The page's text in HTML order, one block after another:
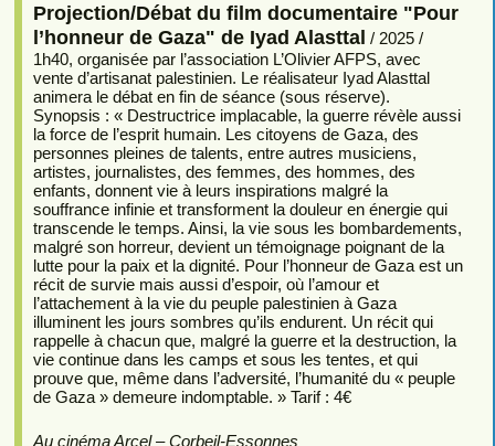
Projection/Débat du film documentaire "Pour
l’honneur de Gaza" de Iyad Alasttal / 2025 /
1h40, organisée par l’association L’Olivier AFPS, avec
vente d’artisanat palestinien. Le réalisateur Iyad Alasttal
animera le débat en fin de séance (sous réserve).
Synopsis : « Destructrice implacable, la guerre révèle aussi
la force de l’esprit humain. Les citoyens de Gaza, des
personnes pleines de talents, entre autres musiciens,
artistes, journalistes, des femmes, des hommes, des
enfants, donnent vie à leurs inspirations malgré la
souffrance infinie et transforment la douleur en énergie qui
transcende le temps. Ainsi, la vie sous les bombardements,
malgré son horreur, devient un témoignage poignant de la
lutte pour la paix et la dignité. Pour l’honneur de Gaza est un
récit de survie mais aussi d’espoir, où l’amour et
l’attachement à la vie du peuple palestinien à Gaza
illuminent les jours sombres qu’ils endurent. Un récit qui
rappelle à chacun que, malgré la guerre et la destruction, la
vie continue dans les camps et sous les tentes, et qui
prouve que, même dans l’adversité, l’humanité du « peuple
de Gaza » demeure indomptable. » Tarif : 4€
Au cinéma Arcel – Corbeil-Essonnes